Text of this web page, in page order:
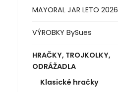
MAYORAL JAR LETO 2026
VÝROBKY BySues
HRAČKY, TROJKOLKY,
ODRÁŽADLA
Klasické hračky